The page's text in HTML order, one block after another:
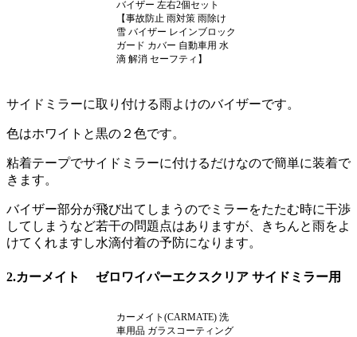
バイザー 左右2個セット
【事故防止 雨対策 雨除け
雪 バイザー レインブロック
ガード カバー 自動車用 水
滴 解消 セーフティ】
サイドミラーに取り付ける雨よけのバイザーです。
色はホワイトと黒の２色です。
粘着テープでサイドミラーに付けるだけなので簡単に装着で
きます。
バイザー部分が飛び出てしまうのでミラーをたたむ時に干渉
してしまうなど若干の問題点はありますが、きちんと雨をよ
けてくれますし水滴付着の予防になります。
2.カーメイト ゼロワイパーエクスクリア サイドミラー用
カーメイト(CARMATE) 洗
車用品 ガラスコーティング